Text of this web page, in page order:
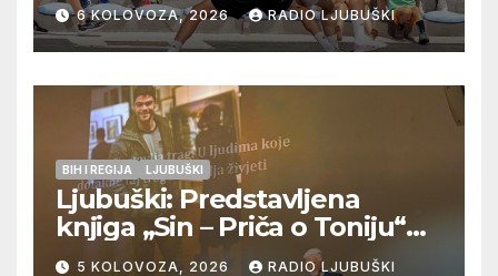
Veljaci i Cerno/Crnopod u
doigravanju, Grljevići završili
natjecanje
6 KOLOVOZA, 2026 RADIO LJUBUŠKI
BIH I REGIJA LJUBUŠKI
Ljubuški: Predstavljena
knjiga „Sin – Priča o Toniju“
dr. sc. Zdenka Hercega
5 KOLOVOZA, 2026 RADIO LJUBUŠKI